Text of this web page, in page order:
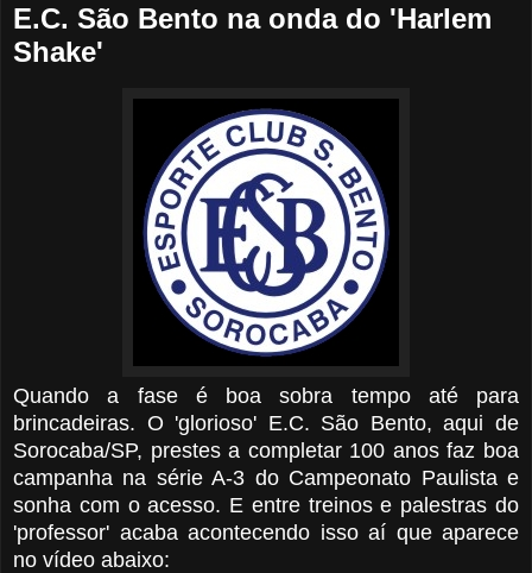
E.C. São Bento na onda do 'Harlem
Shake'
Quando a fase é boa sobra tempo até para
brincadeiras. O 'glorioso' E.C. São Bento, aqui de
Sorocaba/SP, prestes a completar 100 anos faz boa
campanha na série A-3 do Campeonato Paulista e
sonha com o acesso. E entre treinos e palestras do
'professor' acaba acontecendo isso aí que aparece
no vídeo abaixo: